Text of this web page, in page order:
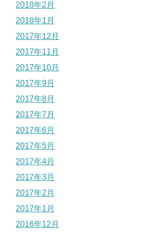
2018年2月
2018年1月
2017年12月
2017年11月
2017年10月
2017年9月
2017年8月
2017年7月
2017年6月
2017年5月
2017年4月
2017年3月
2017年2月
2017年1月
2016年12月